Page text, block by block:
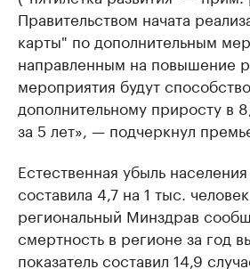
Правительством начата
карты" по дополнительным
направленным на повышение
мероприятия будут
дополнительному приросту в
за 5 лет», — подчеркнул
Естественная убыль
составила 4,7 на 1 тыс.
региональный Минздрав
смертность в регионе за год
показатель составил 14,9